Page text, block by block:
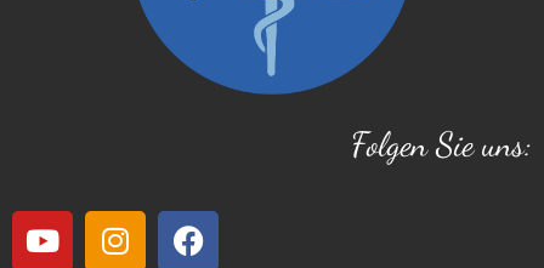
Folgen Sie uns: